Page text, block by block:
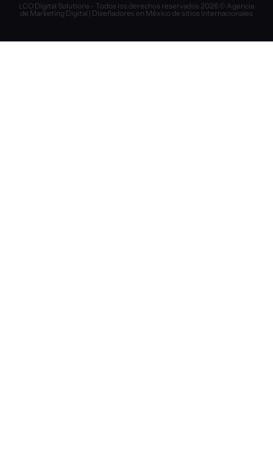
LCO Digital Solutions - Todos los derechos reservados 2026 © Agencia
de Marketing Digital | Diseñadores en México de sitios Internacionales